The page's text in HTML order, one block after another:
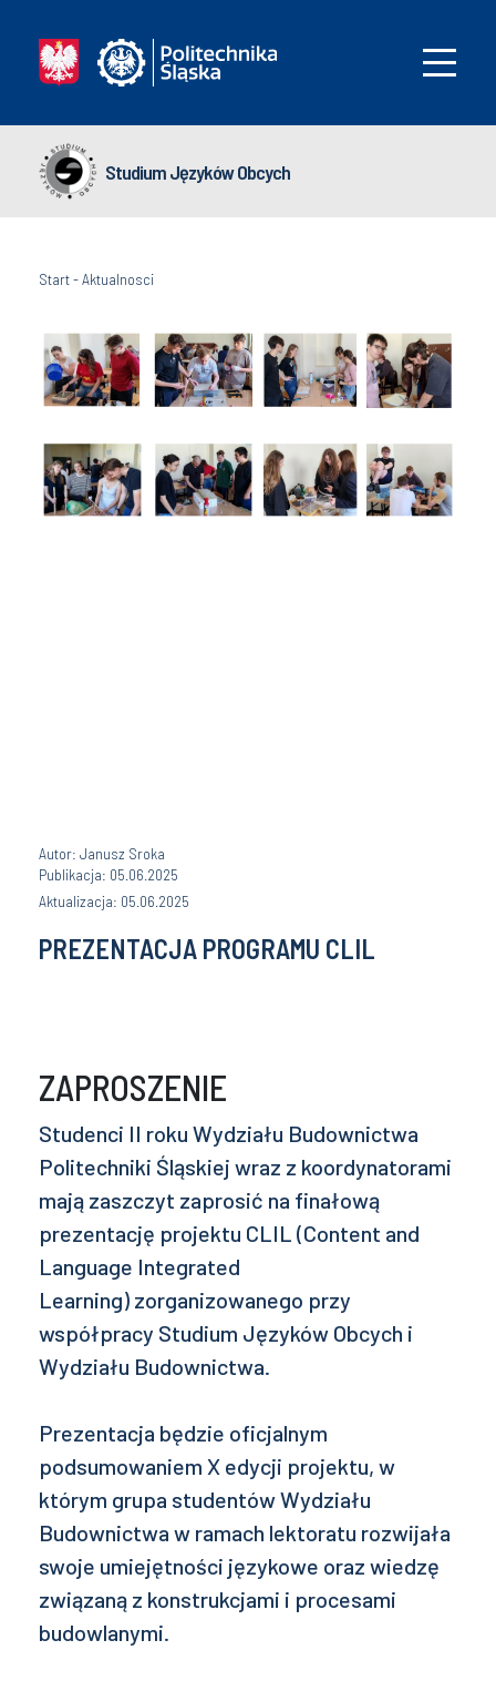
Studium Języków Obcych
Start-Aktualnosci
Autor: Janusz Sroka
Publikacja: 05.06.2025
Aktualizacja: 05.06.2025
PREZENTACJA PROGRAMU CLIL
ZAPROSZENIE
Studenci II roku Wydziału Budownictwa
Politechniki Śląskiej wraz z koordynatorami
mają zaszczyt zaprosić na finałową
prezentację projektu CLIL (Content and
Language Integrated
Learning) zorganizowanego przy
współpracy Studium Języków Obcych i
Wydziału Budownictwa.
Prezentacja będzie oficjalnym
podsumowaniem X edycji projektu, w
którym grupa studentów Wydziału
Budownictwa w ramach lektoratu rozwijała
swoje umiejętności językowe oraz wiedzę
związaną z konstrukcjami i procesami
budowlanymi.